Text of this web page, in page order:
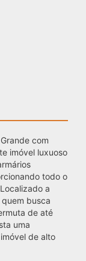
com
imóvel luxuoso
todo o
a
busca
de até
uma
de alto